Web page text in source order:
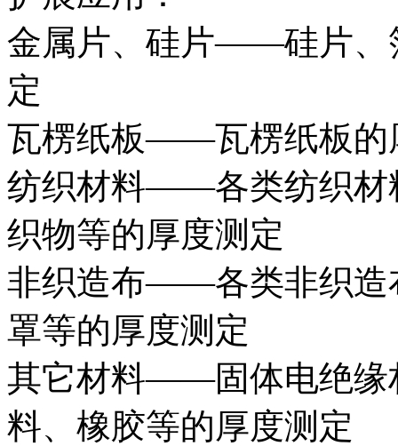
金属片、硅片——硅片、
定
瓦楞纸板——瓦楞纸板的
纺织材料——各类纺织材
织物等的厚度测定
非织造布——各类非织造
罩等的厚度测定
其它材料——固体电绝缘
料、橡胶等的厚度测定